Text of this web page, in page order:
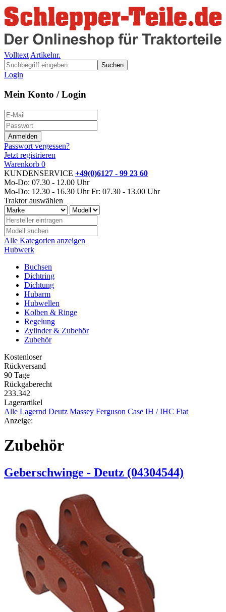
Volltext Artikelnr.
Suchen
Login
Mein Konto / Login
Passwort vergessen?
Jetzt registrieren
Warenkorb 0
KUNDENSERVICE +49(0)6127 - 99 23 60
Mo-Do: 07.30 - 12.00 Uhr
Mo-Do: 12.30 - 16.30 Uhr Fr: 07.30 - 13.00 Uhr
Traktor auswählen
Alle Kategorien anzeigen
Hubwerk
Buchsen
Dichtring
Dichtung
Hubarm
Hubwellen
Kolben & Ringe
Regelung
Zylinder & Zubehör
Zubehör
Kostenloser
Rückversand
90 Tage
Rückgaberecht
233.342
Lagerartikel
Alle Lagernd Deutz Massey Ferguson Case IH / IHC Fiat
Anzeige:
Zubehör
Geberschwinge - Deutz (04304544)